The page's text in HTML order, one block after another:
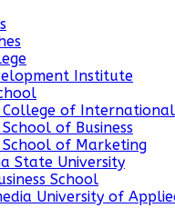
Institute
College of International
of Business
School of Marketing
State University
School
University of